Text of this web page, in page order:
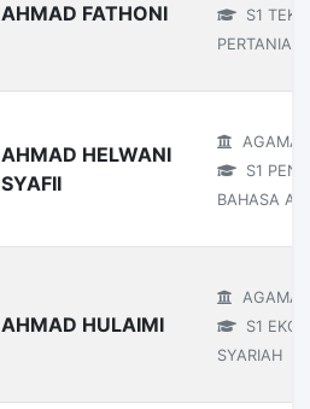
AHMAD FATHONI
S1
PERTANIAN
AHMAD HELWANI
SYAFII
AGAMA
S1
BAHASA
AHMAD HULAIMI
AGAMA
S1
SYARIAH